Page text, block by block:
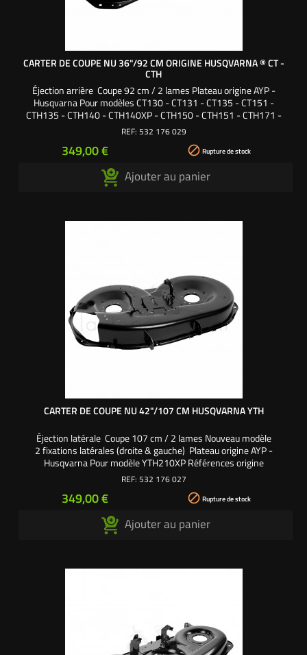
CARTER DE COUPE NU 36"/92 CM ORIGINE HUSQVARNA ® CT -
CTH
Éjection arrière Coupe 92 cm / 2 lames Plateau origine AYP -
Husqvarna Pour modèles CT130 - CT131 - CT135 - CT151 -
CTH135 - CTH140 - CTH140XP - CTH150 - CTH151 - CTH171 -
CTH1736 Références origine : 532176029 - 532165552 -
REF: 532 176 029
Prix
349,00 €  Rupture de stock
Ajouter au panier
CARTER DE COUPE NU 42"/107 CM HUSQVARNA YTH
Éjection latérale Coupe 107 cm / 2 lames Nouveau modèle
2 fixations latérales (droite & gauche) Plateau origine AYP -
Husqvarna Pour modèle YTH210XP Références origine
: 532176027 - 532165892 - 176027 - 165892
REF: 532 176 027
Prix
349,00 €  Rupture de stock
Ajouter au panier